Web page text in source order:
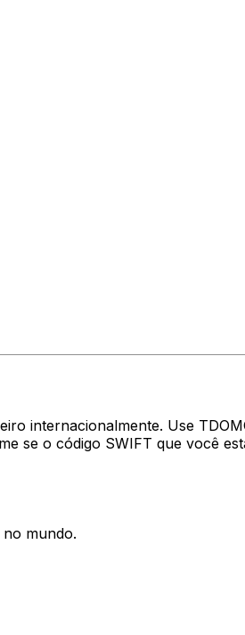
internacionalmente. Use
se o código SWIFT que você
mundo.